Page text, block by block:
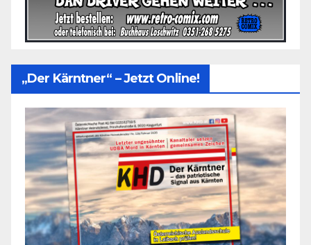
„Der Kärntner“ – Jetzt Online!